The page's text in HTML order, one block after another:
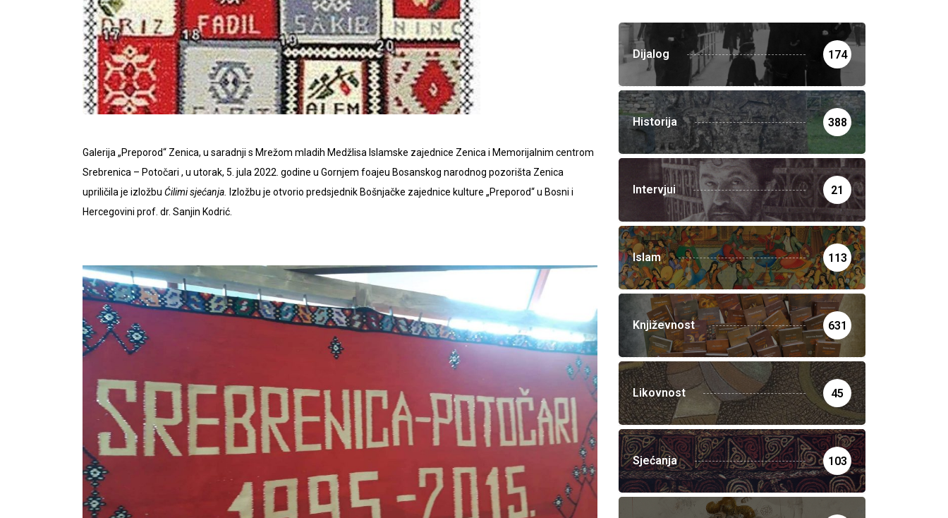
Galerija „Preporod“ Zenica, u saradnji s Mrežom mladih Medžlisa Islamske zajednice Zenica i Memorijalnim centrom
Srebrenica – Potočari , u utorak, 5. jula 2022. godine u Gornjem foajeu Bosanskog narodnog pozorišta Zenica
upriličila je izložbu Ćilimi sjećanja.
Izložbu je otvorio predsjednik Bošnjačke zajednice kulture „Preporod“ u Bosni i
Hercegovini prof. dr. Sanjin Kodrić.
Dijalog 174
Historija 388
Intervjui 21
Islam 113
Književnost 631
Likovnost 45
Sjećanja 103